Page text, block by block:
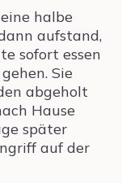
halbe
aufstand,
sofort essen
Sie
abgeholt
Hause
später
auf der